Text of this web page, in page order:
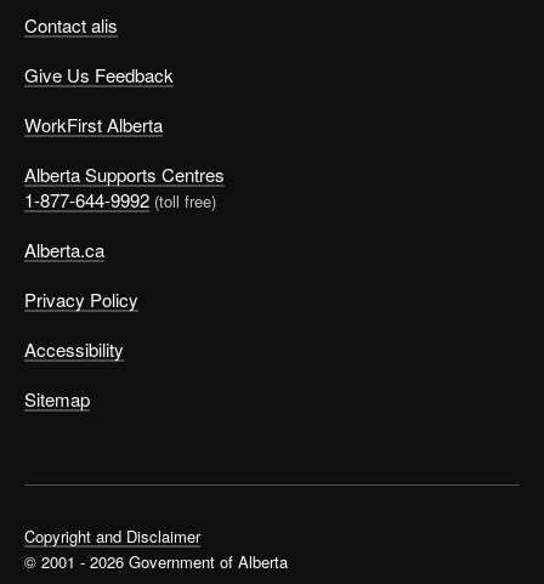
Contact alis
Give Us Feedback
WorkFirst Alberta
Alberta Supports Centres
1-877-644-9992 (toll free)
Alberta.ca
Privacy Policy
Accessibility
Sitemap
Copyright and Disclaimer
© 2001 - 2026 Government of Alberta